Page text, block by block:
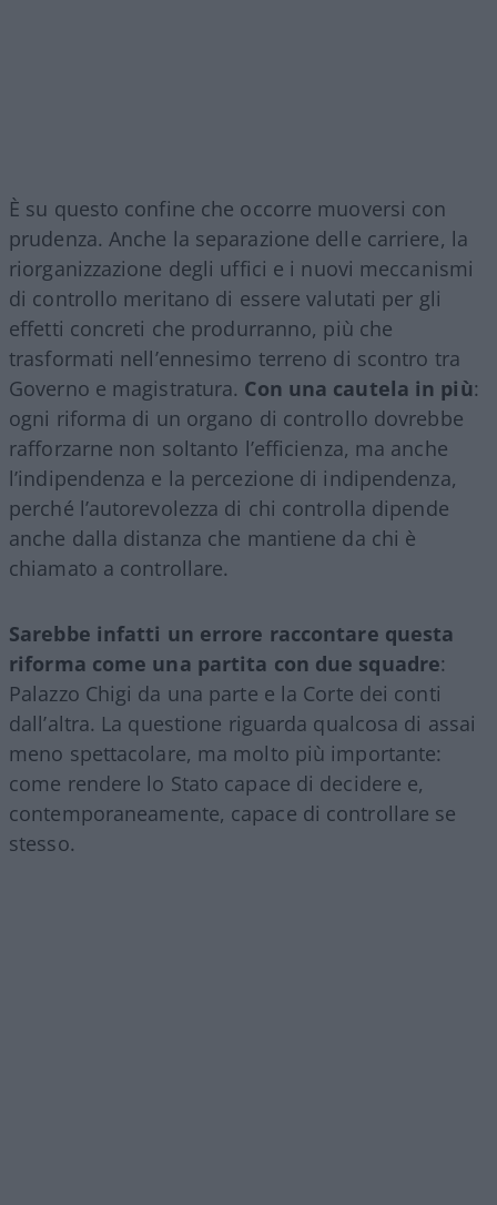
È su questo confine che occorre muoversi con
prudenza. Anche la separazione delle carriere, la
riorganizzazione degli uffici e i nuovi meccanismi
di controllo meritano di essere valutati per gli
effetti concreti che produrranno, più che
trasformati nell’ennesimo terreno di scontro tra
Governo e magistratura. Con una cautela in più:
ogni riforma di un organo di controllo dovrebbe
rafforzarne non soltanto l’efficienza, ma anche
l’indipendenza e la percezione di indipendenza,
perché l’autorevolezza di chi controlla dipende
anche dalla distanza che mantiene da chi è
chiamato a controllare.
Sarebbe infatti un errore raccontare questa
riforma come una partita con due squadre:
Palazzo Chigi da una parte e la Corte dei conti
dall’altra. La questione riguarda qualcosa di assai
meno spettacolare, ma molto più importante:
come rendere lo Stato capace di decidere e,
contemporaneamente, capace di controllare se
stesso.